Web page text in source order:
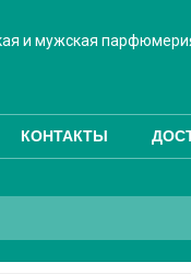
и мужская
КОНТАКТЫ